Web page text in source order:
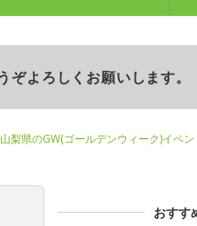
よろしくお願いします。
山梨県のGW(ゴールデンウィーク)イベ
おすす